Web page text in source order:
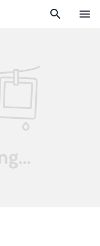
search menu